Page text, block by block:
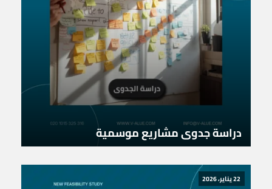
دراسة جدوى مشاريع موسمية
22 يناير، 2026